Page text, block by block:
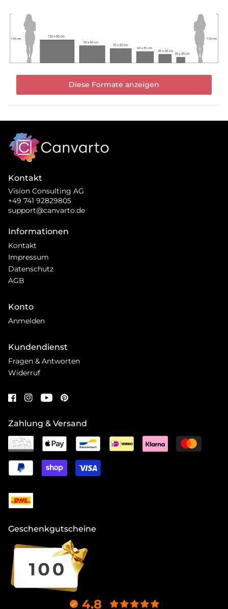
Diese Formate anzeigen
Kontakt
Vision Consulting AG
+49 741 92829805
support@canvarto.de
Informationen
Kontakt
Impressum
Datenschutz
AGB
Konto
Anmelden
Kundendienst
Fragen & Antworten
Widerruf
Zahlung & Versand
Geschenkgutscheine
4.8